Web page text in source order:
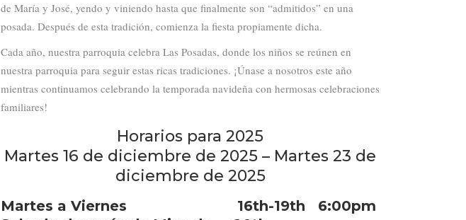
de María y José, yendo y viniendo hasta que finalmente son “admitidos” en una
posada. Después de esta tradición, comienza la fiesta propiamente dicha.
Cada año, nuestra parroquia celebra Las Posadas, donde los niños se reúnen en
nuestra parroquia para seguir estas ricas tradiciones. ¡Únase a nosotros este año
mientras continuamos celebrando la temporada navideña con hermosas celebraciones
familiares!
Horarios para 2025
Martes 16 de diciembre de 2025 – Martes 23 de
diciembre de 2025
Martes a Viernes 16th-19th 6:00pm